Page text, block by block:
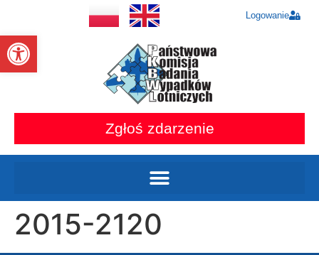
Otwórz pasek narzędzi
Logowanie
Zgłoś zdarzenie
2015-2120